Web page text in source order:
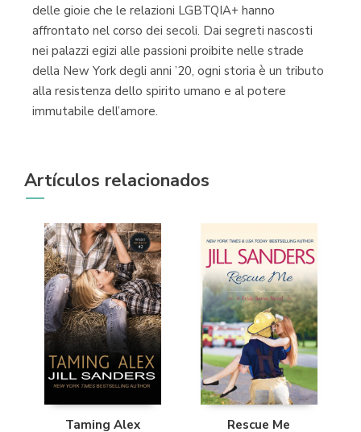
(Málaga)
delle gioie che le relazioni LGBTQIA+ hanno
affrontato nel corso dei secoli. Dai segreti nascosti
nei palazzi egizi alle passioni proibite nelle strade
della New York degli anni ’20, ogni storia è un tributo
alla resistenza dello spirito umano e al potere
immutabile dell’amore.
Artículos relacionados
Taming Alex Rescue Me